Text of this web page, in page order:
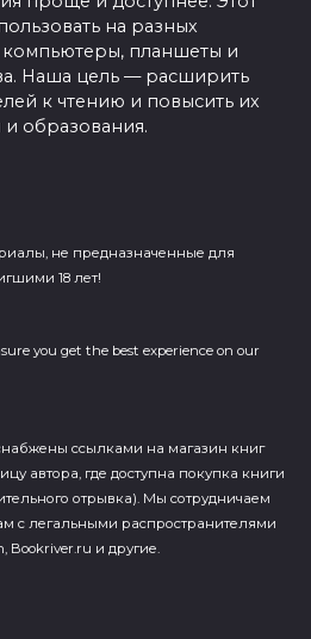
на разных
компьютеры, планшеты и
Наша цель — расширить
к чтению и повысить их
образования.
не предназначенные для
18 лет!
you get the best experience on our
ссылками на магазин книг
автора, где доступна покупка книги
отрывка). Мы сотрудничаем
с легальными распространителями
Bookriver.ru и другие.